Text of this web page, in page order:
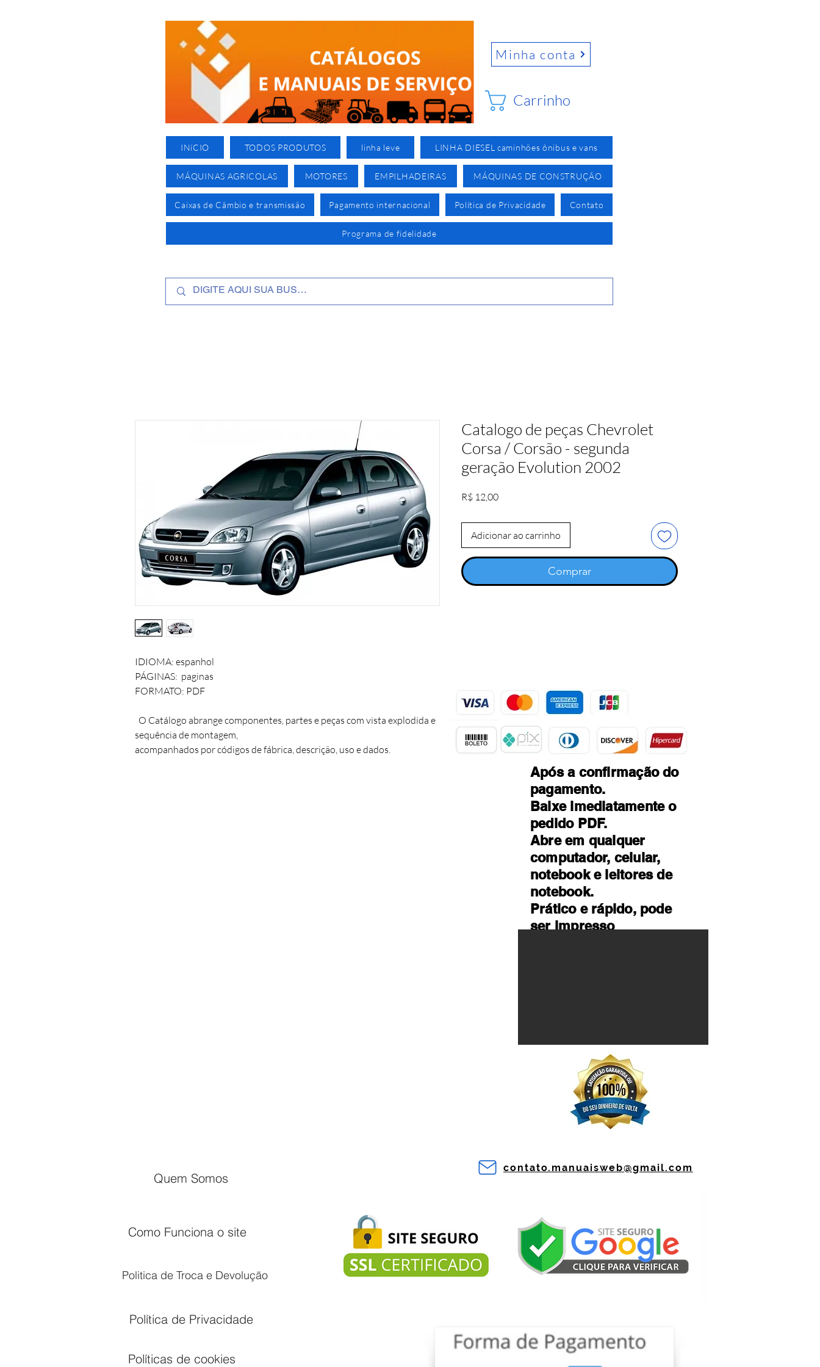
Minha conta
Carrinho
INíCIO TODOS PRODUTOS linha leve LINHA DIESEL caminhões ônibus e vans
MÁQUINAS AGRICOLAS MOTORES EMPILHADEIRAS MÁQUINAS DE CONSTRUÇÃO
Caixas de Câmbio e transmissão Pagamento internacional Política de Privacidade Contato
Programa de fidelidade
IDIOMA: espanhol
PÁGINAS: paginas
FORMATO: PDF
O Catálogo abrange componentes, partes e peças com vista explodida e
sequência de montagem,
acompanhados por códigos de fábrica, descrição, uso e dados.
Catalogo de peças Chevrolet
Corsa / Corsão - segunda
geração Evolution 2002
R$ 12,00Preço
Adicionar ao carrinho
Comprar
Após a confirmação do
pagamento.
Baixe imediatamente o
pedido PDF.
Abre em qualquer
computador, celular,
notebook e leitores de
notebook.
Prático e rápido, pode
ser impresso
Quem Somos
Como Funciona o site
Politica de Troca e Devolução
Política de Privacidade
contato.manuaisweb@gmail.com
Políticas de cookies